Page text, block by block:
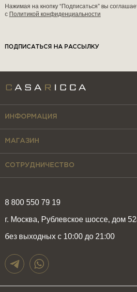
Нажимая на кнопку “Подписаться” вы
с Политикой конфиденциальности
ПОДПИСАТЬСЯ НА РАССЫЛКУ
8 800 550 79 19
г. Москва, Рублевское шоссе, дом
без выходных с 10:00 до 21:00
ИНФОРМАЦИЯ
МАГАЗИН
СОТРУДНИЧЕСТВО